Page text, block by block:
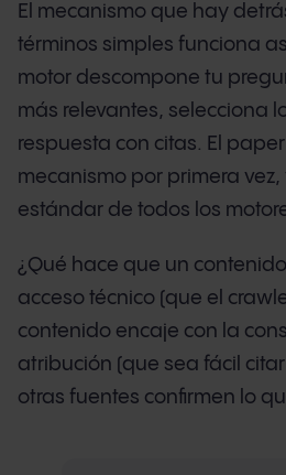
El mecanismo que hay
términos simples funciona
motor descompone tu
más relevantes, selecciona
respuesta con citas. El
mecanismo por primera
estándar de todos los
¿Qué hace que un
acceso técnico (que el
contenido encaje con la
atribución (que sea fácil
otras fuentes confirmen lo